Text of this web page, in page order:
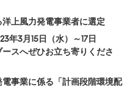
上風力発電事業者に選定
年3月15日（水）～17日
スへぜひお立ち寄りくださ
電事業に係る「計画段階環境配